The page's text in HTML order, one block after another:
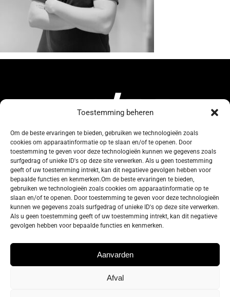
Toestemming beheren
Om de beste ervaringen te bieden, gebruiken we technologieën zoals
cookies om apparaatinformatie op te slaan en/of te openen. Door
toestemming te geven voor deze technologieën kunnen we gegevens zoals
surfgedrag of unieke ID's op deze site verwerken. Als u geen toestemming
geeft of uw toestemming intrekt, kan dit negatieve gevolgen hebben voor
bepaalde functies en kenmerken.Om de beste ervaringen te bieden,
gebruiken we technologieën zoals cookies om apparaatinformatie op te
slaan en/of te openen. Door toestemming te geven voor deze technologieën
kunnen we gegevens zoals surfgedrag of unieke ID's op deze site verwerken.
Als u geen toestemming geeft of uw toestemming intrekt, kan dit negatieve
gevolgen hebben voor bepaalde functies en kenmerken.
Aanvarden
Afval
134, Rue de Coquelet
5000 Bouge-Namur
Belgique
info@zelos.be
Tel : +32(0) 81/20.83.97
TVA : 0695.625.206